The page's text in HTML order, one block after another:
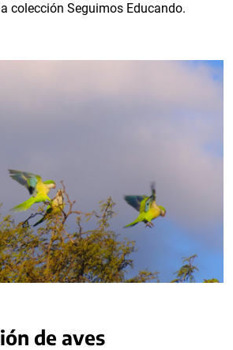
colección Seguimos Educando.
de aves